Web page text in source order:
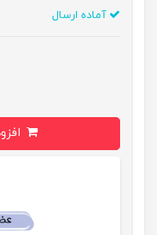
آماده ارسال